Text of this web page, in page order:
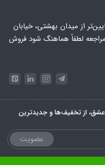
از میدان بهشتی، خیابان
لطفاً هماهنگ شود فروش
عشق، از تخفیف‌ها و جدیدترین‌
عضویت